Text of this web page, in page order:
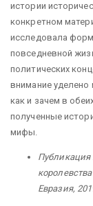
истории
конкретном
исследовала
повседневной
политических
внимание уделено
как и зачем в
полученные
мифы.
Публикация
Евразия,